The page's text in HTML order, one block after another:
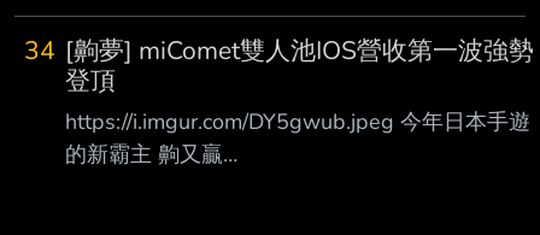
34 [齁夢] miComet雙人池IOS營收第一波強勢
登頂
https://i.imgur.com/DY5gwub.jpeg 今年日本手遊
的新霸主 齁又贏